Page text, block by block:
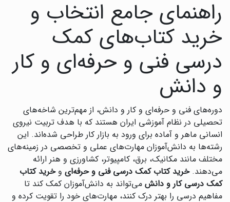
راهنمای جامع انتخاب و
خرید کتاب‌های کمک
درسی فنی و حرفه‌ای و کار
و دانش
دوره‌های فنی و حرفه‌ای و کار و دانش، از مهم‌ترین شاخه‌های
تحصیلی در نظام آموزشی ایران هستند که با هدف تربیت نیروی
انسانی ماهر و آماده برای ورود به بازار کار طراحی شده‌اند. این
رشته‌ها به دانش‌آموزان مهارت‌های عملی و تخصصی در زمینه‌های
مختلف مانند مکانیک، برق، کامپیوتر، کشاورزی و هنر ارائه
می‌دهند.خرید کتاب کمک درسی فنی و حرفه‌ای وخرید کتاب
کمک درسی کار و دانش می‌تواند به دانش‌آموزان کمک کند تا
مفاهیم درسی را بهتر درک کنند، مهارت‌های خود را تقویت کرده و